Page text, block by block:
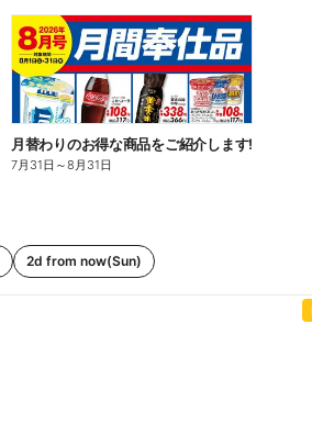
月替わりのお得な商品をご紹介します!
7月31日 ～8月31日
2d from now(Sun)